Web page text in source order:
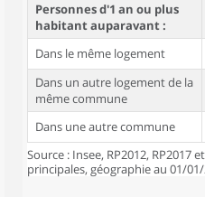
Personnes d'1 an ou plus
habitant auparavant :
Dans le même logement
Dans un autre logement de la
même commune
Dans une autre commune
Source : Insee, RP2012, RP2017
principales, géographie au 01/